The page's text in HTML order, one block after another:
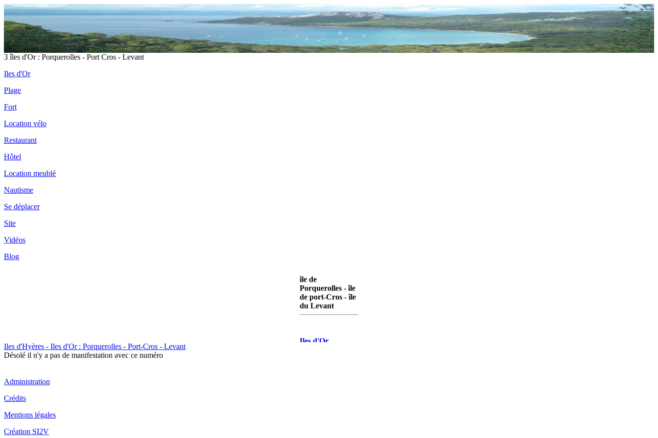
3 îles d'Or : Porquerolles - Port Cros - Levant
Iles d'Or
Plage
Fort
Location vélo
Restaurant
Hôtel
Location meublé
Nautisme
Se déplacer
Site
Vidéos
Blog
île de
Porquerolles - île
de port-Cros - île
du Levant
Iles d'Or
Iles d'Hyères - Iles d'Or : Porquerolles - Port-Cros - Levant
Désolé il n'y a pas de manifestation avec ce numéro
Administration
Crédits
Mentions légales
Création SI2V